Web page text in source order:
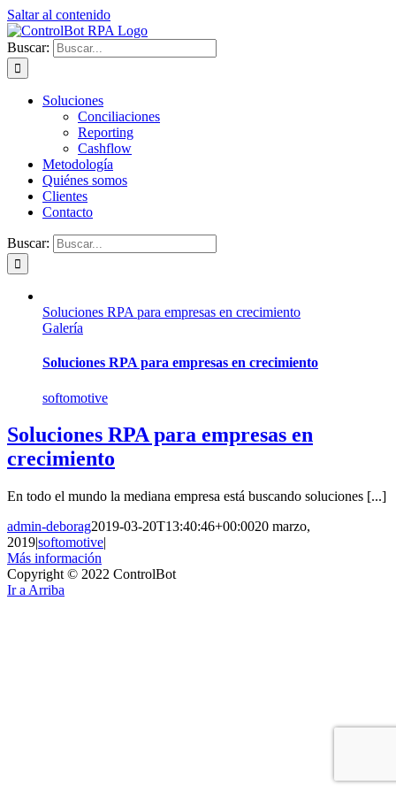
Saltar al contenido
Buscar:
Soluciones
Conciliaciones
Reporting
Cashflow
Metodología
Quiénes somos
Clientes
Contacto
Buscar:
Soluciones RPA para empresas en crecimiento
Galería
Soluciones RPA para empresas en crecimiento
softomotive
Soluciones RPA para empresas en
crecimiento
En todo el mundo la mediana empresa está buscando soluciones [...]
admin-deborag2019-03-20T13:40:46+00:0020 marzo,
2019|softomotive|
Más información
Copyright © 2022 ControlBot
Ir a Arriba